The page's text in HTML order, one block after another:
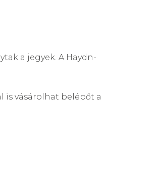
a jegyek. A Haydn-
is vásárolhat belépőt a